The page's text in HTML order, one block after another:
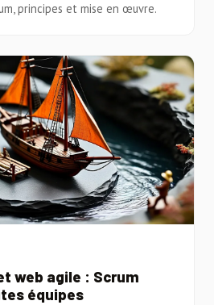
principes et mise en œuvre.
web agile : Scrum
équipes